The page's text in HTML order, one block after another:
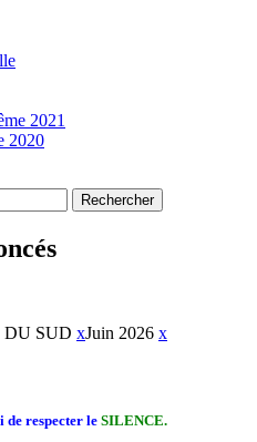
2021
2020
SUD xJuin 2026 x
de respecter le SILENCE.